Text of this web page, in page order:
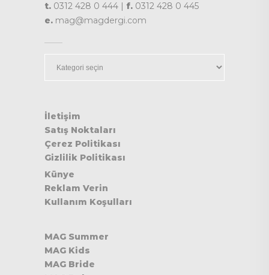
t. 0312 428 0 444 | f. 0312 428 0 445
e. mag@magdergi.com
İletişim
Satış Noktaları
Çerez Politikası
Gizlilik Politikası
Künye
Reklam Verin
Kullanım Koşulları
MAG Summer
MAG Kids
MAG Bride